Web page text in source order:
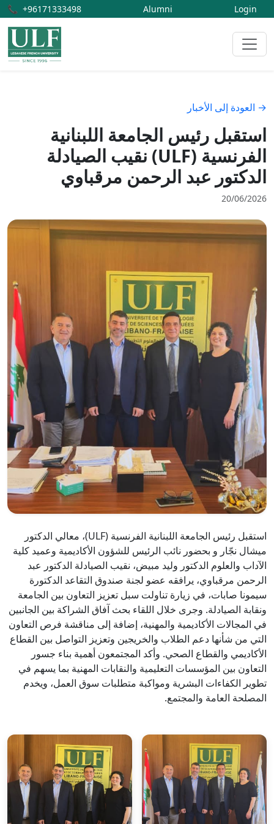
📞 +96171333498 Alumni Login
→ العودة إلى الأخبار
استقبل رئيس الجامعة اللبنانية
الفرنسية (ULF) نقيب الصيادلة
الدكتور عبد الرحمن مرقباوي
20/06/2026
استقبل رئيس الجامعة اللبنانية الفرنسية (ULF)، معالي الدكتور
ميشال نجّار و بحضور نائب الرئيس للشؤون الأكاديمية وعميد كلية
الآداب والعلوم الدكتور وليد مبيض، نقيب الصيادلة الدكتور عبد
الرحمن مرقباوي، يرافقه عضو لجنة صندوق التقاعد الدكتورة
سيمونا صابات، في زيارة تناولت سبل تعزيز التعاون بين الجامعة
ونقابة الصيادلة. وجرى خلال اللقاء بحث آفاق الشراكة بين الجانبين
في المجالات الأكاديمية والمهنية، إضافة إلى مناقشة فرص التعاون
التي من شأنها دعم الطلاب والخريجين وتعزيز التواصل بين القطاع
الأكاديمي والقطاع الصحي. وأكد المجتمعون أهمية بناء جسور
التعاون بين المؤسسات التعليمية والنقابات المهنية بما يسهم في
تطوير الكفاءات البشرية ومواكبة متطلبات سوق العمل، ويخدم
المصلحة العامة والمجتمع.